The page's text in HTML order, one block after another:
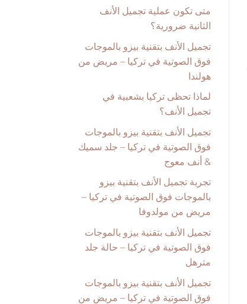
متى تكون عملية تجميل الأنف
الثانية ضرورية؟
تجميل الأنف بتقنية بيزو بالموجات
فوق الصوتية في تركيا – مريض من
هولندا
لماذا تحظى تركيا بشعبية في
تجميل الأنف؟
تجميل الأنف بتقنية بيزو بالموجات
فوق الصوتية في تركيا – جلد سميك
& أنف معوج
تجربة تجميل الأنف بتقنية بيزو
بالموجات فوق الصوتية في تركيا –
مريض من مولدوفا
تجميل الأنف بتقنية بيزو بالموجات
فوق الصوتية في تركيا – حالة جلد
مترهل
تجميل الأنف بتقنية بيزو بالموجات
فوق الصوتية في تركيا – مريض من